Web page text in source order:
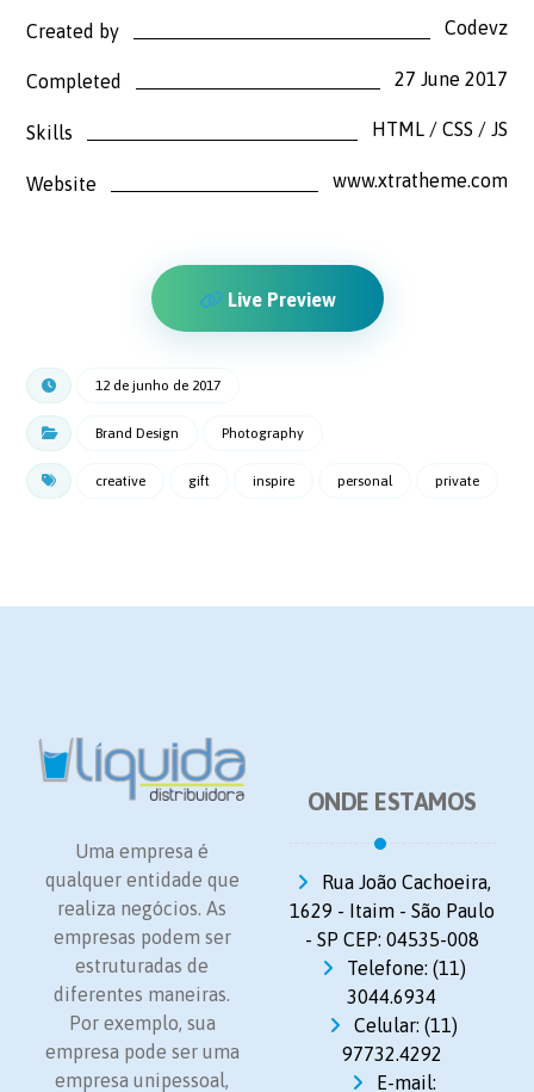
Created by Codevz
Completed 27 June 2017
Skills HTML / CSS / JS
Website www.xtratheme.com
Live Preview
12 de junho de 2017
Brand Design Photography
creative gift inspire personal private
Uma empresa é
qualquer entidade que
realiza negócios. As
empresas podem ser
estruturadas de
diferentes maneiras.
Por exemplo, sua
empresa pode ser uma
empresa unipessoal,
ONDE ESTAMOS
Rua João Cachoeira,
1629 - Itaim - São Paulo
- SP CEP: 04535-008
Telefone: (11)
3044.6934
Celular: (11)
97732.4292
E-mail: